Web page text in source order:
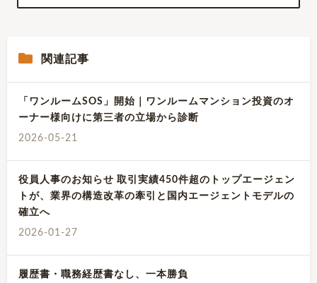
関連記事
「ワンルームSOS」開始｜ワンルームマンション投資のオ
ーナー様向けに第三者の立場から診断
2026-05-21
役員人事のお知らせ 取引実績450件超のトップエージェン
トが、業界の構造改革の牽引と国内エージェントモデルの
確立へ
2026-01-27
履歴書・職務経歴書なし、一本勝負